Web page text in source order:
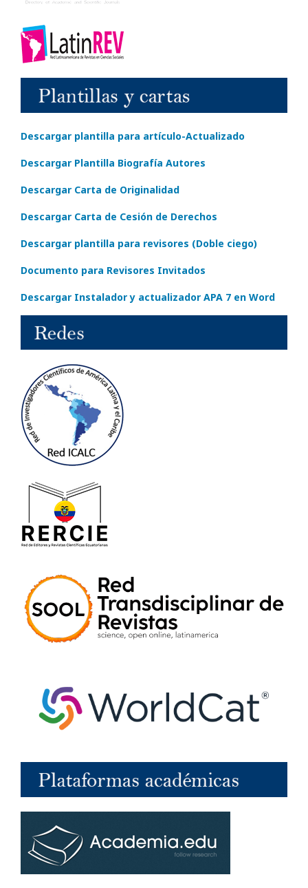
Descargar plantilla para artículo-Actualizado
Descargar Plantilla Biografía Autores
Descargar Carta de Originalidad
Descargar Carta de Cesión de Derechos
Descargar plantilla para revisores (Doble ciego)
Documento para Revisores Invitados
Descargar Instalador y actualizador APA 7 en Word